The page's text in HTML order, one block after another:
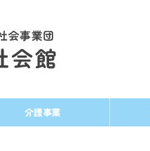
介護事業